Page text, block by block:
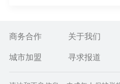
商务合作 关于我们
城市加盟
寻求报道